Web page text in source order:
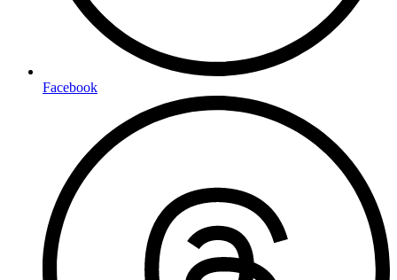
Facebook